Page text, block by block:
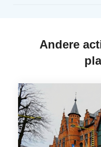
Andere